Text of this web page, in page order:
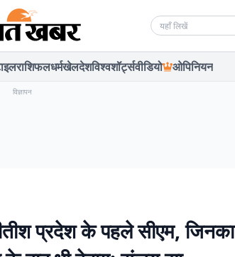
Search news
राशिफलधर्मखेलदेशविश्वशॉर्ट्सवीडियो ओपिनियन
विज्ञापन
प्रदेश के पहले सीएम, जिनका